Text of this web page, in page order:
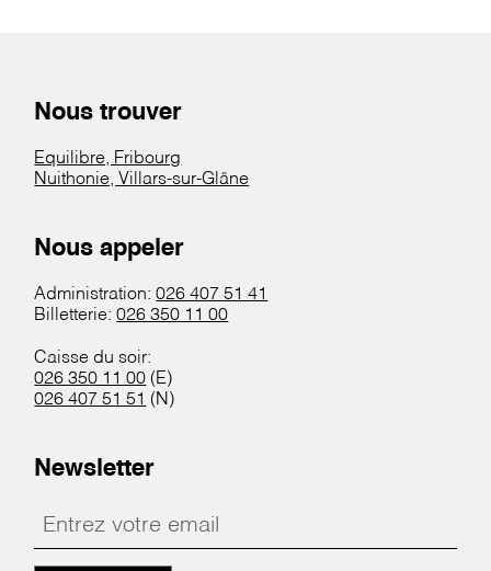
Nous trouver
Equilibre, Fribourg
Nuithonie, Villars-sur-Glâne
Nous appeler
Administration:026 407 51 41
Billetterie:026 350 11 00
Caisse du soir:
026 350 11 00 (E)
026 407 51 51 (N)
Newsletter